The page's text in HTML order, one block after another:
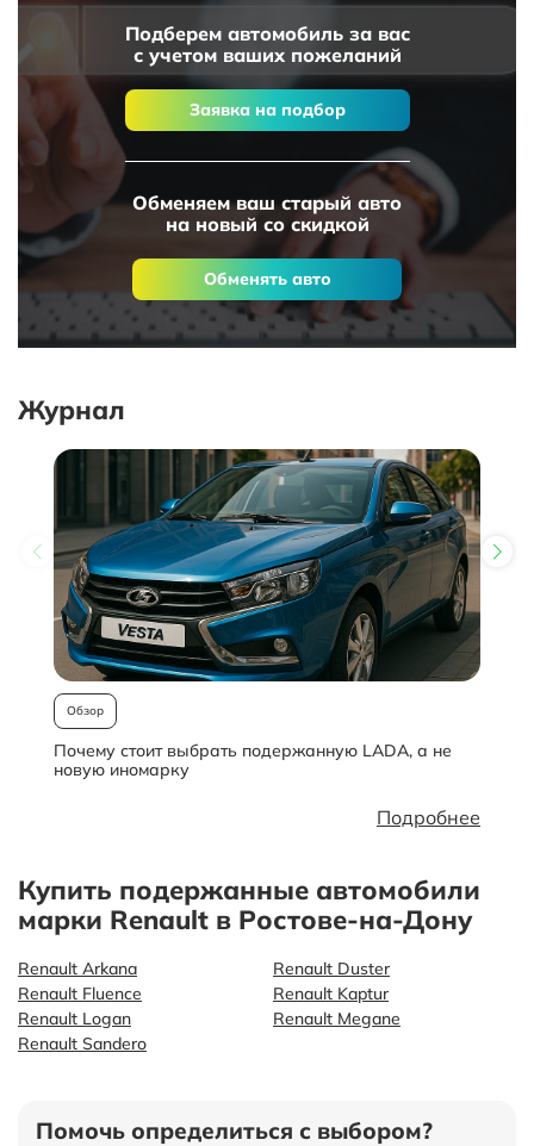
Подберем автомобиль за вас
с учетом ваших пожеланий
Заявка на подбор
Обменяем ваш старый авто
на новый со скидкой
Обменять авто
Журнал
Обзор
Почему стоит выбрать подержанную LADA, а не
новую иномарку
Подробнее
Купить подержанные автомобили
марки Renault в Ростове-на-Дону
Renault Arkana
Renault Duster
Renault Fluence
Renault Kaptur
Renault Logan
Renault Megane
Renault Sandero
Помочь определиться с выбором?